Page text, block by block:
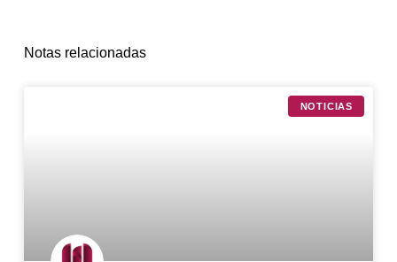
Notas relacionadas
NOTICIAS